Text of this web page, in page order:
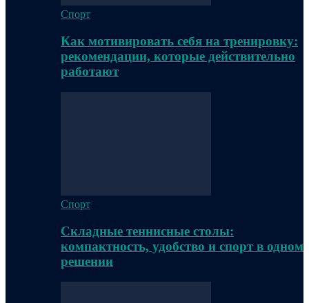
Спорт
Как мотивировать себя на тренировку:
рекомендации, которые действительно
работают
Спорт
Складные теннисные столы:
компактность, удобство и спорт в одном
решении